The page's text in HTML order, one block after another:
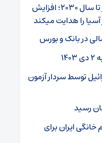
تحلیل بازار جهانی تراکتور تا سال ۲۰۳۰؛ افزایش
آسیا را هدایت میکند
در بانک و بورس
توسط سردار آزمون
رسید
ایران برای